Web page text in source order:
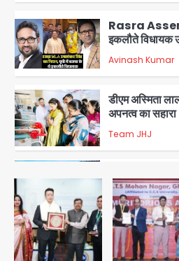
पेट्रोल बम से
4
Rasra
इकलौते विधायक
साल से कैंसर से
Avinash Kumar
5
डीएम अस्मिता
अपनत्व का सहारा
Team JHJ
1
करने वाले 11
पुलिस के हत्थे चढ़े
Team JHJ
स्वतंत्रता